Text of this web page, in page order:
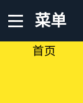
菜单
首页